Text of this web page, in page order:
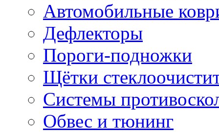
Автомобильные
Дефлекторы
Пороги-подножки
Щётки
Системы
Обвес и тюнинг